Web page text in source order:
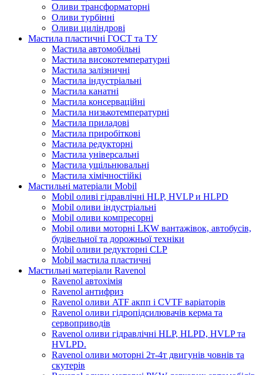
Оливи трансформаторні
Оливи турбінні
Оливи циліндрові
Мастила пластичні ГОСТ та ТУ
Мастила автомобільні
Мастила високотемпературні
Мастила залізничні
Мастила індустріальні
Мастила канатні
Мастила консерваційні
Мастила низькотемпературні
Мастила приладові
Мастила приробіткові
Мастила редукторні
Мастила універсальні
Мастила ущільнювальні
Мастила хімічностійкі
Мастильні матеріали Mobil
Mobil оливі гідравлічні HLP, HVLP и HLPD
Mobil оливи індустріальні
Mobil оливи компресорні
Mobil оливи моторні LKW вантажівок, автобусів,
будівельної та дорожньої техніки
Mobil оливи редукторні CLP
Mobil мастила пластичні
Мастильні матеріали Ravenol
Ravenol автохімія
Ravenol антифриз
Ravenol оливи ATF акпп і CVTF варіаторів
Ravenol оливи гідропідсилювачів керма та
сервоприводів
Ravenol оливи гідравлічні HLP, HLPD, HVLP та
HVLPD.
Ravenol оливи моторні 2т-4т двигунів човнів та
скутерів